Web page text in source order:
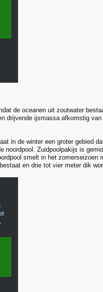
de oceanen uit zoutwater
drijvende ijsmassa afkomstig
in de winter een groter gebied
noordpool. Zuidpoolpakijs is
smelt in het zomerseizoen
en drie tot vier meter dik